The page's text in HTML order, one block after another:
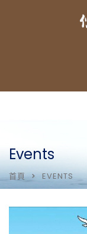
Events
首頁 EVENTS